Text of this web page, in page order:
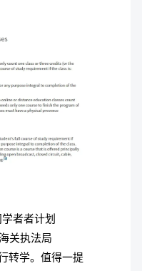
者者计划
关执法局
转学。 值得一提